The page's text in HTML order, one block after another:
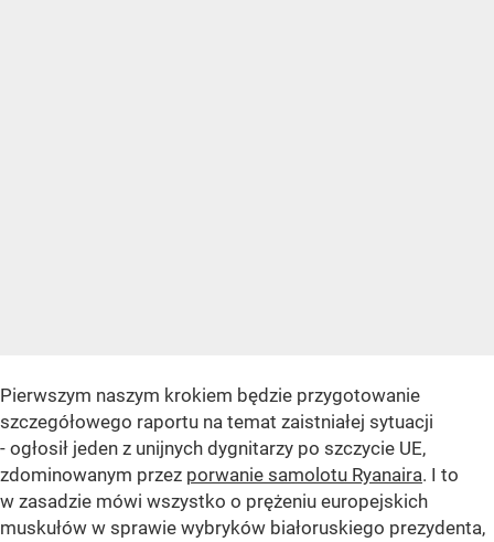
Pierwszym naszym krokiem będzie przygotowanie
szczegółowego raportu na temat zaistniałej sytuacji
- ogłosił jeden z unijnych dygnitarzy po szczycie UE,
zdominowanym przez porwanie samolotu Ryanaira. I to
w zasadzie mówi wszystko o prężeniu europejskich
muskułów w sprawie wybryków białoruskiego prezydenta,